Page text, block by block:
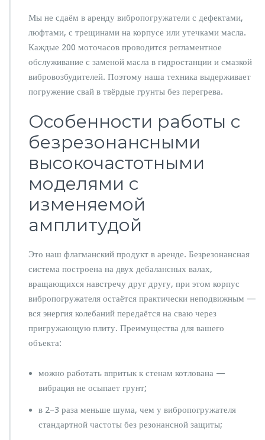
Мы не сдаём в аренду вибропогружатели с дефектами,
люфтами, с трещинами на корпусе или утечками масла.
Каждые 200 моточасов проводится регламентное
обслуживание с заменой масла в гидростанции и смазкой
вибровозбудителей. Поэтому наша техника выдерживает
погружение свай в твёрдые грунты без перегрева.
Особенности работы с
безрезонансными
высокочастотными
моделями с
изменяемой
амплитудой
Это наш флагманский продукт в аренде. Безрезонансная
система построена на двух дебалансных валах,
вращающихся навстречу друг другу, при этом корпус
вибропогружателя остаётся практически неподвижным —
вся энергия колебаний передаётся на сваю через
пригружающую плиту. Преимущества для вашего
объекта:
можно работать впритык к стенам котлована —
вибрация не осыпает грунт;
в 2–3 раза меньше шума, чем у вибропогружателя
стандартной частоты без резонансной защиты;